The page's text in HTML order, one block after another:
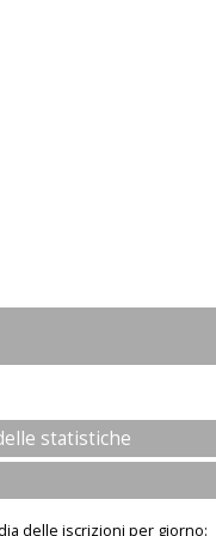
statistiche
delle iscrizioni per giorno: